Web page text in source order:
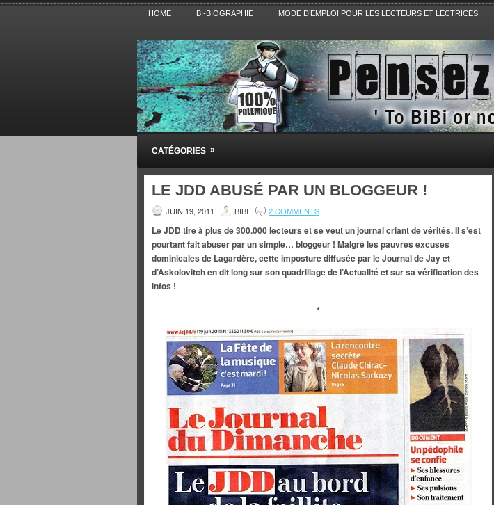
HOME BI-BIOGRAPHIE MODE D’EMPLOI POUR LES LECTEURS ET LECTRICES.
Pensez BiBi
Blog polémique sur l'Actualité, la Culture, la Politique, le Sport,. Avec Revue de
CATÉGORIES »
LE JDD ABUSÉ PAR UN BLOGGEUR !
JUIN 19, 2011 BIBI 2 COMMENTS
Le JDD tire à plus de 300.000 lecteurs et se veut un journal criant de vérités. Il s’est
pourtantfait abuser par un simple… bloggeur ! Malgré les pauvres excuses
dominicales de Lagardère, cette imposture diffusée par le Journal de Jay et
d’Askolovitch en dit long sur son quadrillage de l’Actualité et sur sa vérification des
infos !
*